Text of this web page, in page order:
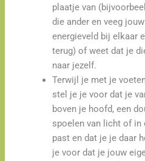
plaatje van
die ander en veeg
energieveld bij elkaar
terug) of weet dat je
naar jezelf.
Terwijl je met je
stel je je voor dat je
boven je hoofd, een
spoelen van licht of in
past en dat je je daar
je voor dat je jouw